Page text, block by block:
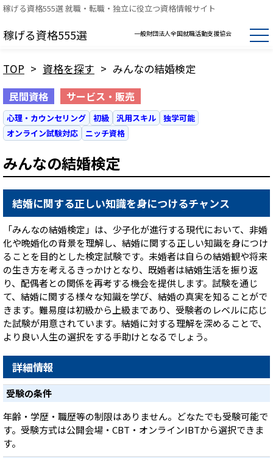
稼げる資格555選 就職・転職・独立に役立つ資格情報サイト
稼げる資格555選 一般財団法人全国就職活動支援協会
TOP > 資格を探す > みんなの結婚検定
民間資格 サービス・販売
心理・カウンセリング 初級 汎用スキル
独学可能
オンライン試験対応
ニッチ資格
みんなの結婚検定
結婚に関する正しい知識を身につけるチャンス
「みんなの結婚検定」は、少子化が進行する現代において、非婚
化や晩婚化の背景を理解し、結婚に関する正しい知識を身につけ
ることを目的とした検定試験です。未婚者は自らの結婚観や将来
の生き方を考えるきっかけとなり、既婚者は結婚生活を振り返
り、配偶者との関係を再考する機会を提供します。試験を通じ
て、結婚に関する様々な知識を学び、結婚の真実を知ることがで
きます。難易度は初級から上級まであり、受験者のレベルに応じ
た試験が用意されています。結婚に対する理解を深めることで、
より良い人生の選択をする手助けとなるでしょう。
詳細情報
受験の条件
年齢・学歴・職歴等の制限はありません。どなたでも受験可能で
す。受験方式は公開会場・CBT・オンラインIBTから選択できま
す。